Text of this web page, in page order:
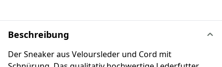
Beschreibung
Der Sneaker aus Veloursleder und Cord mit